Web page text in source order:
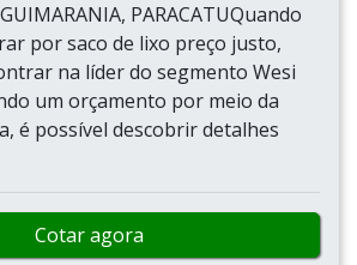
PARACATUQuando
por saco de lixo preço justo,
na líder do segmento Wesi
um orçamento por meio da
é possível descobrir detalhes
Cotar agora